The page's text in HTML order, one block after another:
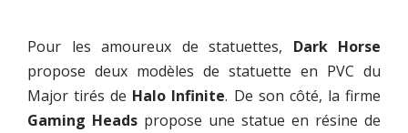
Pour les amoureux de statuettes, Dark Horse
propose deux modèles de statuette en PVC du
Major tirés de Halo Infinite. De son côté, la firme
Gaming Heads propose une statue en résine de